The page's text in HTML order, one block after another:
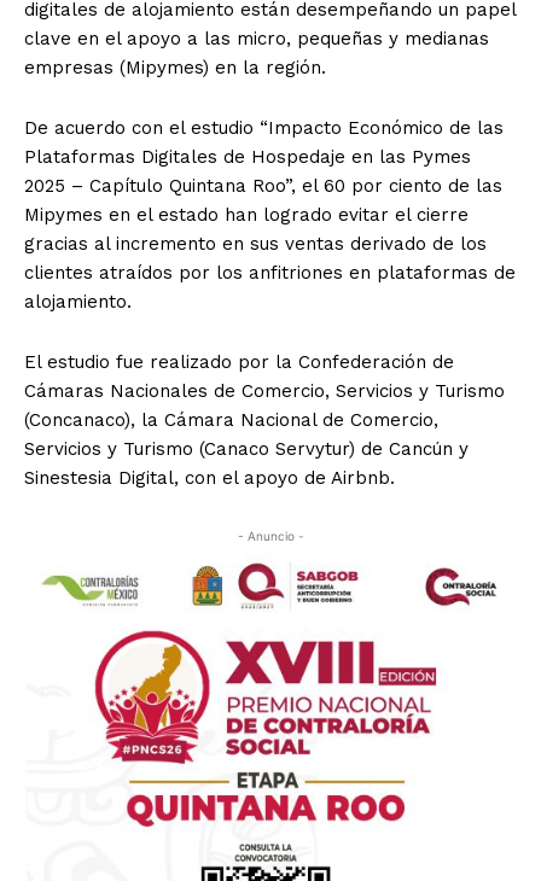
digitales de alojamiento están desempeñando un papel
clave en el apoyo a las micro, pequeñas y medianas
empresas (Mipymes) en la región.
De acuerdo con el estudio “Impacto Económico de las
Plataformas Digitales de Hospedaje en las Pymes
2025 – Capítulo Quintana Roo”, el 60 por ciento de las
Mipymes en el estado han logrado evitar el cierre
gracias al incremento en sus ventas derivado de los
clientes atraídos por los anfitriones en plataformas de
alojamiento.
El estudio fue realizado por la Confederación de
Cámaras Nacionales de Comercio, Servicios y Turismo
(Concanaco), la Cámara Nacional de Comercio,
Servicios y Turismo (Canaco Servytur) de Cancún y
Sinestesia Digital, con el apoyo de Airbnb.
- Anuncio -